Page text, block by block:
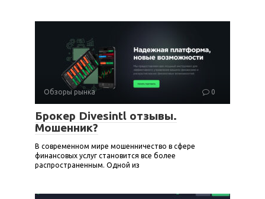
Обзоры рынка 0
Брокер Divesintl отзывы.
Мошенник?
В современном мире мошенничество в сфере
финансовых услуг становится все более
распространенным. Одной из